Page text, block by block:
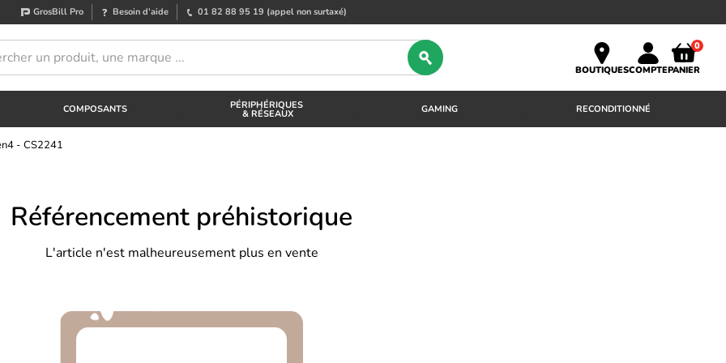
GrosBill Pro Besoin d’aide 01 82 88 95 19 (appel non surtaxé)
BOUTIQUESCOMPTE
0
PANIER
COMPOSANTS PÉRIPHÉRIQUES
& RÉSEAUX GAMING RECONDITIONNÉ
- CS2241
Référencement préhistorique
L'article n'est malheureusement plus en vente